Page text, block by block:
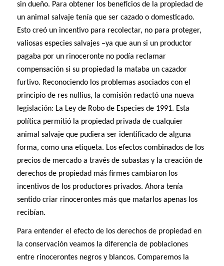
sin dueño. Para obtener los beneficios de la propiedad de
un animal salvaje tenía que ser cazado o domesticado.
Esto creó un incentivo para recolectar, no para proteger,
valiosas especies salvajes –ya que aun si un productor
pagaba por un rinoceronte no podía reclamar
compensación si su propiedad la mataba un cazador
furtivo. Reconociendo los problemas asociados con el
principio de res nullius, la comisión redactó una nueva
legislación: La Ley de Robo de Especies de 1991. Esta
política permitió la propiedad privada de cualquier
animal salvaje que pudiera ser identificado de alguna
forma, como una etiqueta. Los efectos combinados de los
precios de mercado a través de subastas y la creación de
derechos de propiedad más firmes cambiaron los
incentivos de los productores privados. Ahora tenía
sentido criar rinocerontes más que matarlos apenas los
recibían.
Para entender el efecto de los derechos de propiedad en
la conservación veamos la diferencia de poblaciones
entre rinocerontes negros y blancos. Comparemos la